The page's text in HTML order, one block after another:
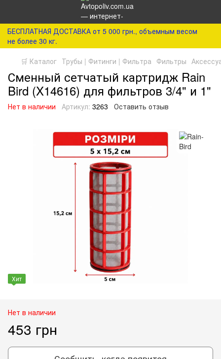
БЕСПЛАТНАЯ ДОСТАВКА от 5 000 грн., объемным весом
не более 30 кг.
🛒 Каталог Трубы | Фитинги | Фильтра Фильтры
Сменный сетчатый картридж Rain
Bird (X14616) для фильтров 3/4" и 1"
Нет в наличии Артикул: 3263 Оставить отзыв
Хит
Нет в наличии
453 грн